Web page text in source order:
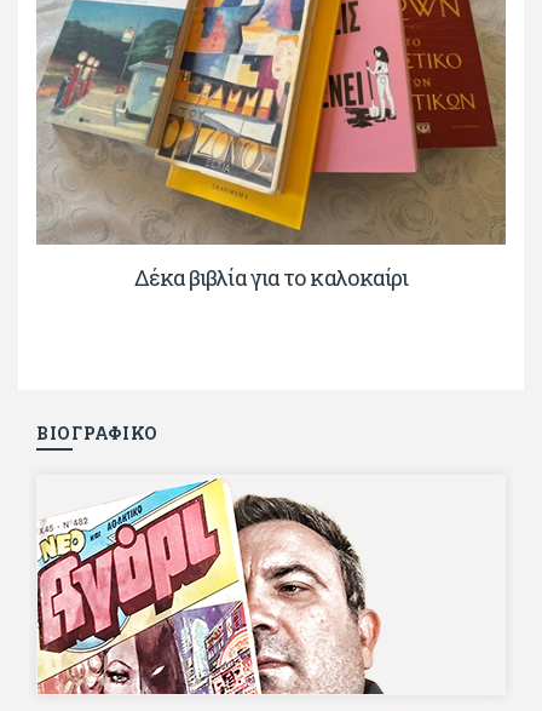
Δέκα βιβλία για το καλοκαίρι
ΒΙΟΓΡΑΦΙΚΟ